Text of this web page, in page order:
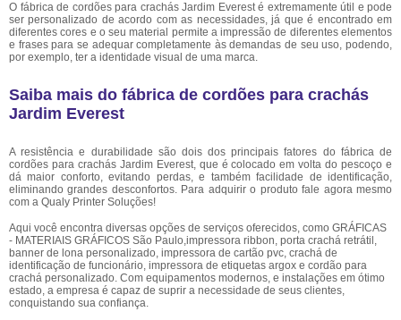
O fábrica de cordões para crachás Jardim Everest é extremamente útil e pode
ser personalizado de acordo com as necessidades, já que é encontrado em
diferentes cores e o seu material permite a impressão de diferentes elementos
e frases para se adequar completamente às demandas de seu uso, podendo,
por exemplo, ter a identidade visual de uma marca.
Saiba mais do fábrica de cordões para crachás
Jardim Everest
A resistência e durabilidade são dois dos principais fatores do fábrica de
cordões para crachás Jardim Everest, que é colocado em volta do pescoço e
dá maior conforto, evitando perdas, e também facilidade de identificação,
eliminando grandes desconfortos. Para adquirir o produto fale agora mesmo
com a Qualy Printer Soluções!
Aqui você encontra diversas opções de serviços oferecidos, como GRÁFICAS
- MATERIAIS GRÁFICOS São Paulo,impressora ribbon, porta crachá retrátil,
banner de lona personalizado, impressora de cartão pvc, crachá de
identificação de funcionário, impressora de etiquetas argox e cordão para
crachá personalizado. Com equipamentos modernos, e instalações em ótimo
estado, a empresa é capaz de suprir a necessidade de seus clientes,
conquistando sua confiança.